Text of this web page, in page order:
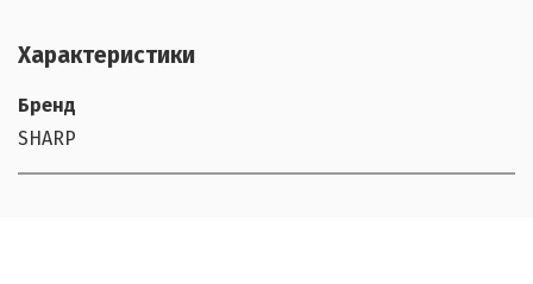
Характеристики
Бренд
SHARP